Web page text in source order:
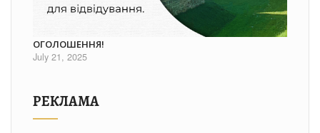
ОГОЛОШЕННЯ!
July 21, 2025
РЕКЛАМА